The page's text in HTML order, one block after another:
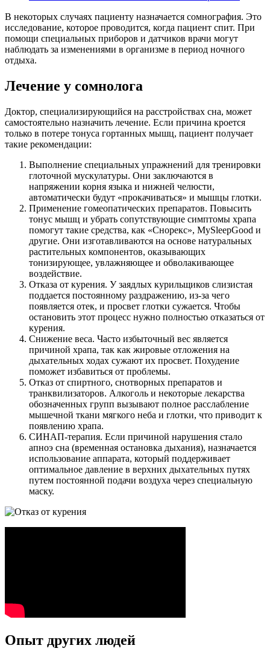
В некоторых случаях пациенту назначается сомнография. Это
исследование, которое проводится, когда пациент спит. При
помощи специальных приборов и датчиков врачи могут
наблюдать за изменениями в организме в период ночного
отдыха.
Лечение у сомнолога
Доктор, специализирующийся на расстройствах сна, может
самостоятельно назначить лечение. Если причина кроется
только в потере тонуса гортанных мышц, пациент получает
такие рекомендации:
Выполнение специальных упражнений для тренировки
глоточной мускулатуры. Они заключаются в
напряжении корня языка и нижней челюсти,
автоматически будут «прокачиваться» и мышцы глотки.
Применение гомеопатических препаратов. Повысить
тонус мышц и убрать сопутствующие симптомы храпа
помогут такие средства, как «Снорекс», MySleepGood и
другие. Они изготавливаются на основе натуральных
растительных компонентов, оказывающих
тонизирующее, увлажняющее и обволакивающее
воздействие.
Отказа от курения. У заядлых курильщиков слизистая
поддается постоянному раздражению, из-за чего
появляется отек, и просвет глотки сужается. Чтобы
остановить этот процесс нужно полностью отказаться от
курения.
Снижение веса. Часто избыточный вес является
причиной храпа, так как жировые отложения на
дыхательных ходах сужают их просвет. Похудение
поможет избавиться от проблемы.
Отказ от спиртного, снотворных препаратов и
транквилизаторов. Алкоголь и некоторые лекарства
обозначенных групп вызывают полное расслабление
мышечной ткани мягкого неба и глотки, что приводит к
появлению храпа.
СИНАП-терапия. Если причиной нарушения стало
апноэ сна (временная остановка дыхания), назначается
использование аппарата, который поддерживает
оптимальное давление в верхних дыхательных путях
путем постоянной подачи воздуха через специальную
маску.
Опыт других людей